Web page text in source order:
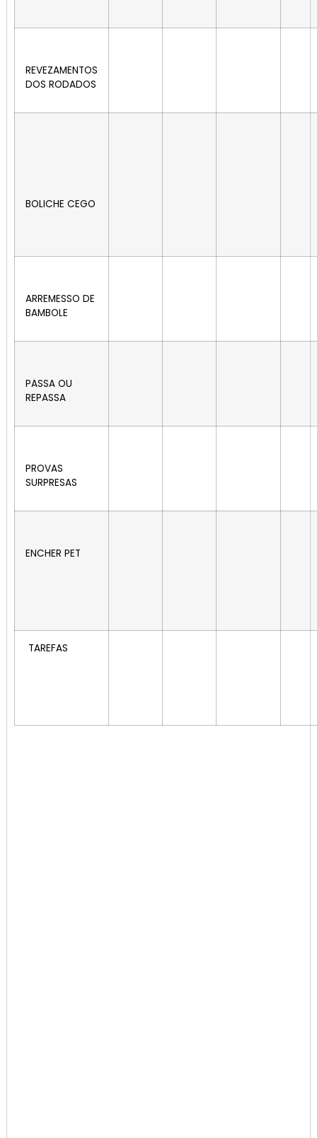
REVEZAMENTOS
DOS RODADOS
BOLICHE CEGO
ARREMESSO DE
BAMBOLE
PASSA OU
REPASSA
PROVAS
SURPRESAS
ENCHER PET
TAREFAS